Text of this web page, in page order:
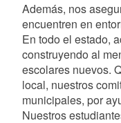
Además, nos
encuentren en
En todo el estado,
construyendo al
escolares nuevos.
local, nuestros
municipales, por
Nuestros